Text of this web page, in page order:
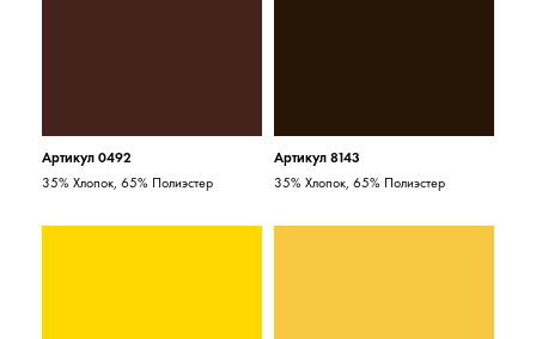
Артикул 0492
35% Хлопок, 65% Полиэстер
Артикул 8143
35% Хлопок, 65% Полиэстер